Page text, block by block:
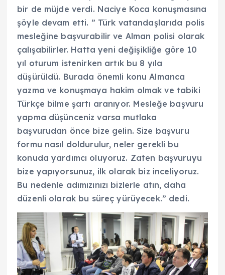
bir de müjde verdi. Naciye Koca konuşmasına
şöyle devam etti. ” Türk vatandaşlarıda polis
mesleğine başvurabilir ve Alman polisi olarak
çalışabilirler. Hatta yeni değişikliğe göre 10
yıl oturum istenirken artık bu 8 yıla
düşürüldü. Burada önemli konu Almanca
yazma ve konuşmaya hakim olmak ve tabiki
Türkçe bilme şartı aranıyor. Mesleğe başvuru
yapma düşünceniz varsa mutlaka
başvurudan önce bize gelin. Size başvuru
formu nasıl doldurulur, neler gerekli bu
konuda yardımcı oluyoruz. Zaten başvuruyu
bize yapıyorsunuz, ilk olarak biz inceliyoruz.
Bu nedenle adımızınızı bizlerle atın, daha
düzenli olarak bu süreç yürüyecek.” dedi.